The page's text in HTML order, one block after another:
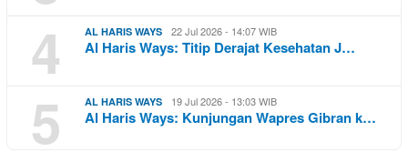
4 AL HARIS WAYS 22 Jul 2026 - 14:07 WIB
Al Haris Ways: Titip Derajat Kesehatan J…
5 AL HARIS WAYS 19 Jul 2026 - 13:03 WIB
Al Haris Ways: Kunjungan Wapres Gibran k…